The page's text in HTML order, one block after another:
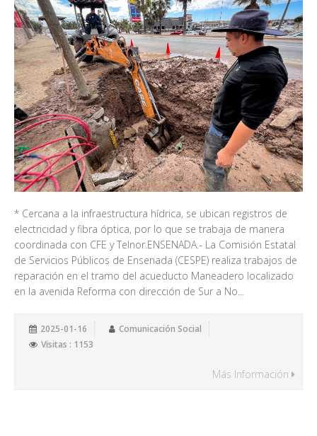
* Cercana a la infraestructura hídrica, se ubican registros de
electricidad y fibra óptica, por lo que se trabaja de manera
coordinada con CFE y Telnor.ENSENADA.- La Comisión Estatal
de Servicios Públicos de Ensenada (CESPE) realiza trabajos de
reparación en el tramo del acueducto Maneadero localizado
en la avenida Reforma con dirección de Sur a No...
2025-01-16
Comunicación Social
Visitas : 1153
Más Información